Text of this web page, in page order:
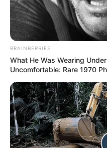
BRAINBERRIES
What He Was Wearing
Uncomfortable: Rare 1970